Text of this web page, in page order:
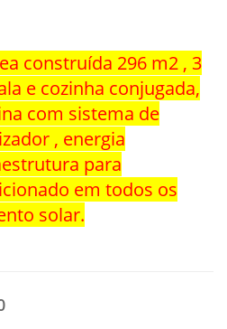
construída 296 m2 , 3
e cozinha conjugada,
com sistema de
, energia
para
em todos os
solar.